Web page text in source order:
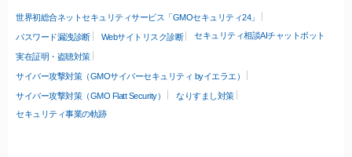
世界初総合ネットセキュリティサービス「GMOセキュリティ24」
パスワード漏洩診断 Webサイトリスク診断 セキュリティ相談AIチャットボット
実在証明・盗聴対策
サイバー攻撃対策（GMOサイバーセキュリティ byイエラエ）
サイバー攻撃対策（GMO Flatt Security）
なりすまし対策
セキュリティ事業の軌跡